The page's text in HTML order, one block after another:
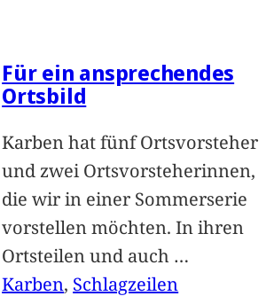
Für ein ansprechendes
Ortsbild
Karben hat fünf Ortsvorsteher
und zwei Ortsvorsteherinnen,
die wir in einer Sommerserie
vorstellen möchten. In ihren
Ortsteilen und auch …
Karben, Schlagzeilen